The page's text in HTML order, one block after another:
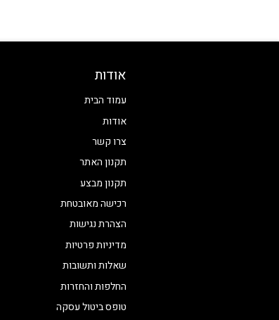
אודות
עמוד הבית
אודות
צרו קשר
תקנון האתר
תקנון מבצע
רכישה מאובטחת
הצהרת נגישות
מדיניות פרטיות
שאלות ותשובות
החלפות והחזרות
טופס ביטול עסקה